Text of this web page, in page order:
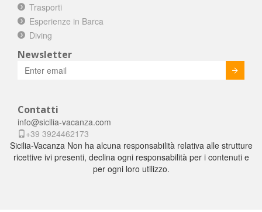
Trasporti
Esperienze in Barca
Diving
Newsletter
Contatti
info@sicilia-vacanza.com
+39 3924462173
Sicilia-Vacanza Non ha alcuna responsabilità relativa alle strutture
ricettive ivi presenti, declina ogni responsabilità per i contenuti e
per ogni loro utilizzo.